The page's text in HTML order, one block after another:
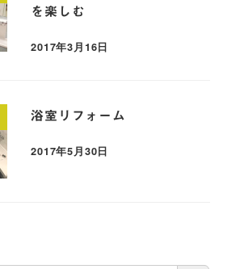
を楽しむ
2017年3月16日
浴室リフォーム
2017年5月30日